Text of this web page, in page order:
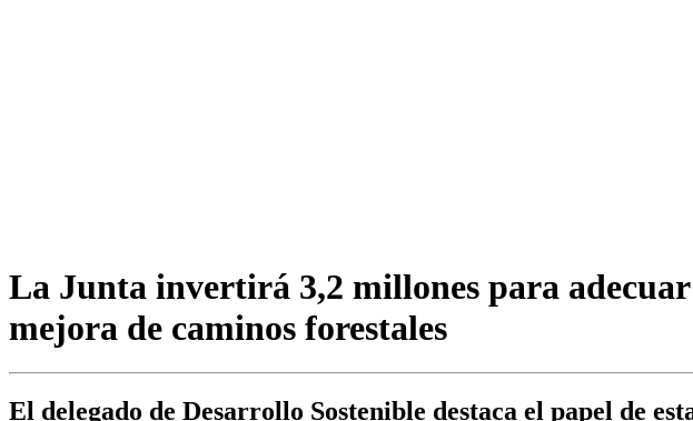
La Junta invertirá 3,2 millones para
mejora de caminos forestales
El delegado de Desarrollo Sostenible destaca el papel de